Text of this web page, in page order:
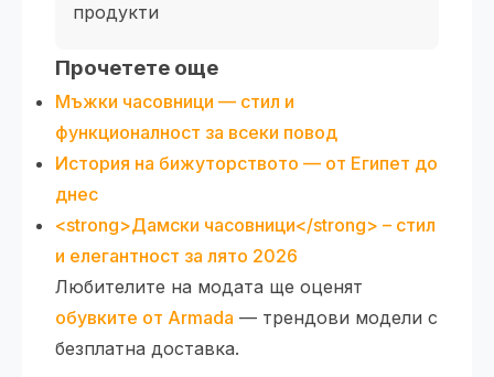
продукти
Прочетете още
Мъжки часовници — стил и
функционалност за всеки повод
История на бижуторството — от Египет до
днес
<strong>Дамски часовници</strong> – стил
и елегантност за лято 2026
Любителите на модата ще оценят
обувките от Armada — трендови модели с
безплатна доставка.